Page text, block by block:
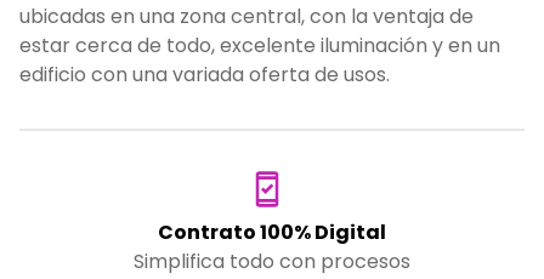
ubicadas en una zona central, con la ventaja de
estar cerca de todo, excelente iluminación y en un
edificio con una variada oferta de usos.
Contrato 100% Digital
Simplifica todo con procesos